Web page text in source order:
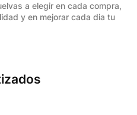
a elegir en cada compra,
y en mejorar cada dia tu